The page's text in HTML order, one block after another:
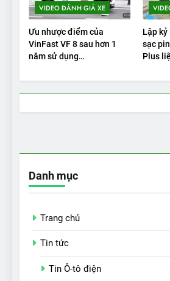
VIDEO ĐÁNH GIÁ XE
Ưu nhược điểm của
VinFast VF 8 sau hơn 1
năm sử dụng
Lập kỷ
sạc
Plus
Danh mục
Trang chủ
Tin tức
Tin Ô-tô điện